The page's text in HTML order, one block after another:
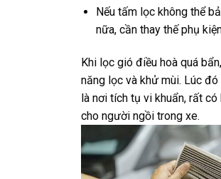
Nếu tấm lọc không thể
nữa, cần thay thế phụ
Khi lọc gió điều hoà quá
năng lọc và khử mùi. Lúc
là nơi tích tụ vi khuẩn, rất
cho người ngồi trong xe.